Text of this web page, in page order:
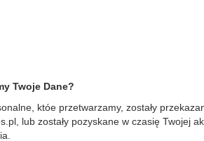
Twoje Dane?
któe przetwarzamy, zostały
lub zostały pozyskane w czasię Twojej